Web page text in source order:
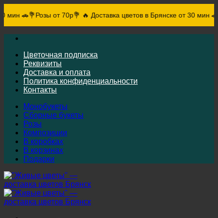
🔥 Доставка цветов в Брянске от 30 мин 🚗💐Розы от 70р💐 🔥
Цветочная подписка
Реквизиты
Доставка и оплата
Политика конфиденциальности
Контакты
Монобукеты
Сборные букеты
Розы
Композиции
В коробках
В корзинах
Подарки